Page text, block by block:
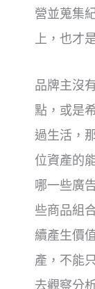
營並蒐集
上，也才
品牌主沒
點，或是
過生活，
位資產的
哪一些廣
些商品組
續產生價
產， 不能
去觀察分